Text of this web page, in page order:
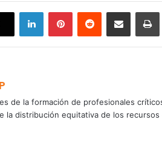
LinkedInPinterestReddit Share via Email
de la formación de profesionales
la distribución equitativa de los recursos